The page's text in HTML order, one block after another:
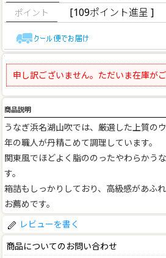
[109ポイント進呈 ]
申し訳ございません。ただいま在庫がご
商品説明
うなぎ浜名湖山吹では、厳選した上質の
年の職人が丹精こめて調理しています。
関東風でほどよく脂ののったやわらかう
す。
箱詰もしっかりしており、高級感があふ
お薦めです。
レビューを書く
商品についてのお問い合わせ